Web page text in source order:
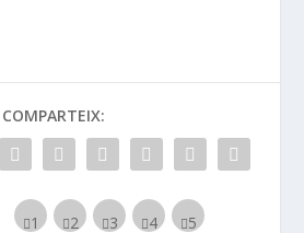
COMPARTEIX: